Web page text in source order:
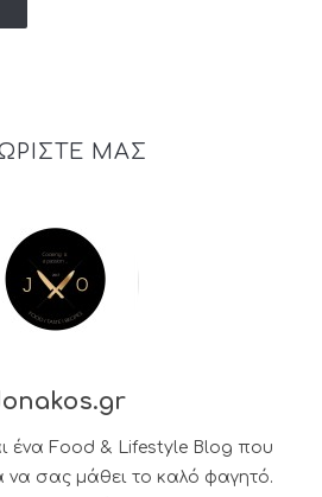
ΜΑΣ
ένα Food & Lifestyle Blog που
να σας μάθει το καλό φαγητό.